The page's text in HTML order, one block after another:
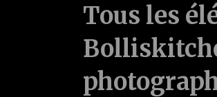
Tous les